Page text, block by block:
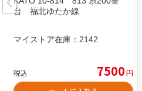
台 福北ゆたか線
マイストア在庫： 2142
税込 7500円